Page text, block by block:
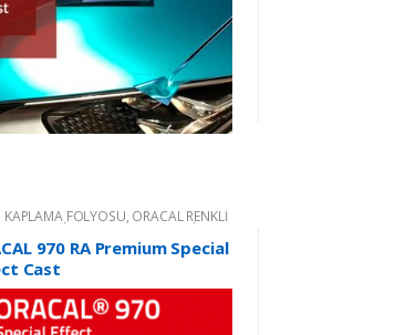
KAPLAMA FOLYOSU, ORACAL RENKLİ
KESİM FOLYOLARI RENKLİ
FOLYO
970 RA Premium Special
Cast